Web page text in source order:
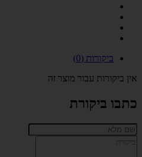
ביקורות (0)
אין ביקורות עבור מוצר זה
כתבו ביקורת